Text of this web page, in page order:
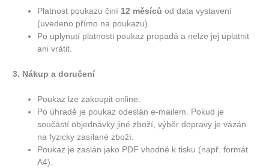
Platnost poukazu činí 12 měsíců od data vystavení
(uvedeno přímo na poukazu).
Po uplynutí platnosti poukaz propadá a nelze jej uplatnit
ani vrátit.
3. Nákup a doručení
Poukaz lze zakoupit online.
Po úhradě je poukaz odeslán e-mailem. Pokud je
součástí objednávky jiné zboží, výběr dopravy je vázán
na fyzicky zasílané zboží.
Poukaz je zaslán jako PDF vhodné k tisku (např. formát
A4).